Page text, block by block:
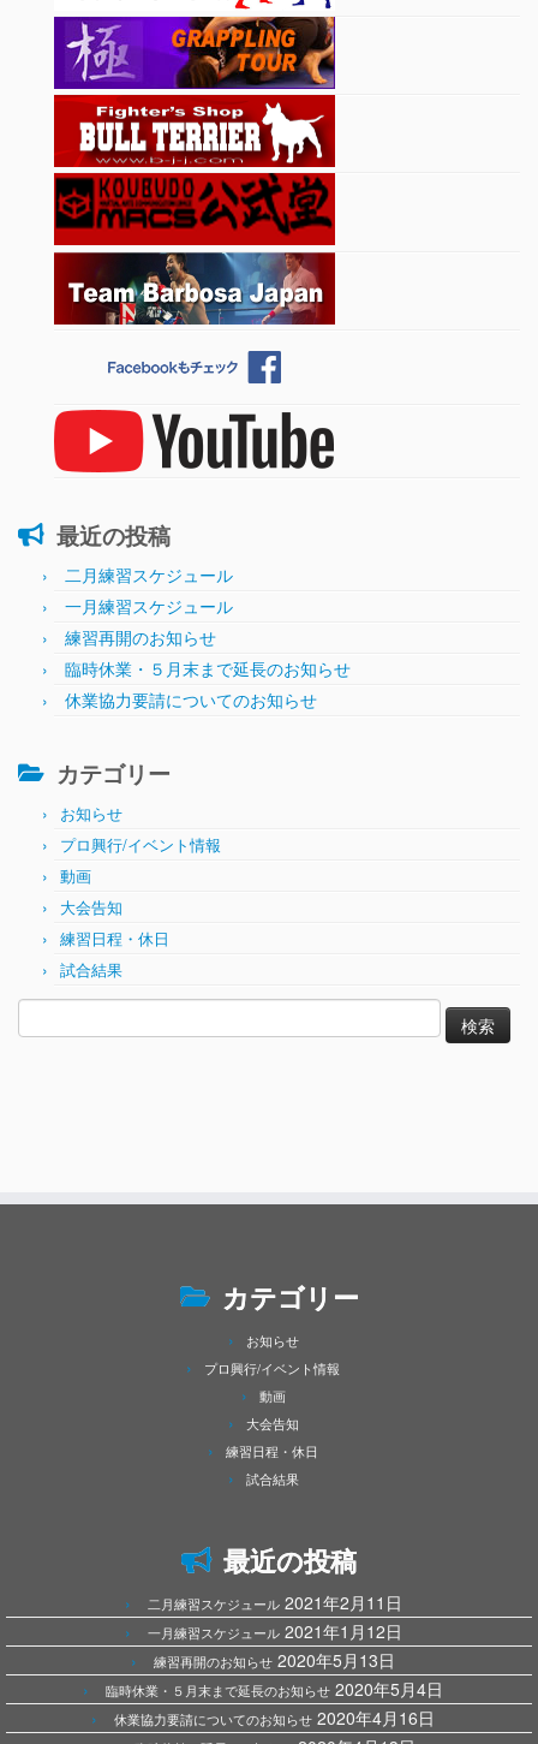
最近の投稿
二月練習スケジュール
一月練習スケジュール
練習再開のお知らせ
臨時休業・５月末まで延長のお知らせ
休業協力要請についてのお知らせ
カテゴリー
お知らせ
プロ興行/イベント情報
動画
大会告知
練習日程・休日
試合結果
索:
カテゴリー
お知らせ
プロ興行/イベント情報
動画
大会告知
練習日程・休日
試合結果
最近の投稿
二月練習スケジュール 2021年2月11日
一月練習スケジュール 2021年1月12日
練習再開のお知らせ 2020年5月13日
臨時休業・５月末まで延長のお知らせ 2020年5月4日
休業協力要請についてのお知らせ 2020年4月16日